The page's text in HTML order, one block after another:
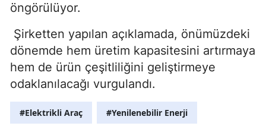
öngörülüyor.
Şirketten yapılan açıklamada, önümüzdeki
dönemde hem üretim kapasitesini artırmaya
hem de ürün çeşitliliğini geliştirmeye
odaklanılacağı vurgulandı.
#Elektrikli Araç #Yenilenebilir Enerji